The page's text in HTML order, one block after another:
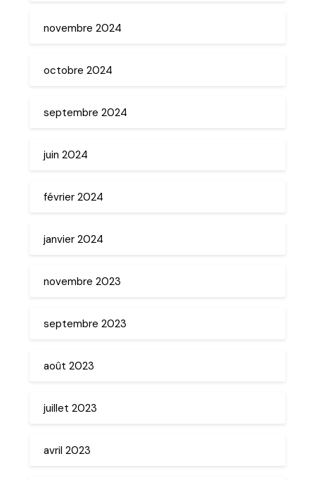
novembre 2024
octobre 2024
septembre 2024
juin 2024
février 2024
janvier 2024
novembre 2023
septembre 2023
août 2023
juillet 2023
avril 2023